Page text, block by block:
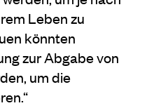
Leben zu
könnten
zur Abgabe von
um die